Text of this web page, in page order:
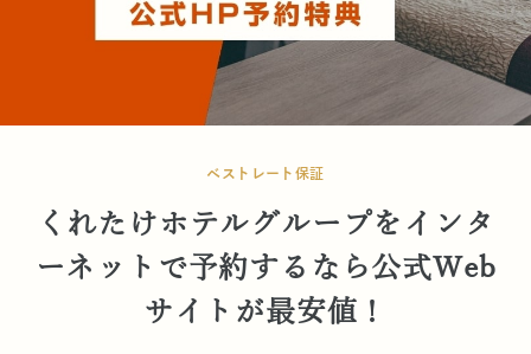
ベストレート保証
くれたけホテルグループをインタ
ーネットで予約するなら公式Web
サイトが最安値！